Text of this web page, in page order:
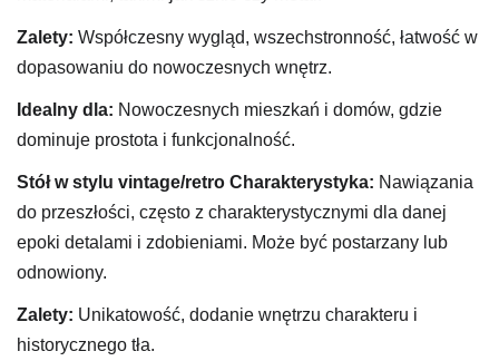
Zalety: Współczesny wygląd, wszechstronność, łatwość w
dopasowaniu do nowoczesnych wnętrz.
Idealny dla: Nowoczesnych mieszkań i domów, gdzie
dominuje prostota i funkcjonalność.
Stół w stylu vintage/retro Charakterystyka: Nawiązania
do przeszłości, często z charakterystycznymi dla danej
epoki detalami i zdobieniami. Może być postarzany lub
odnowiony.
Zalety: Unikatowość, dodanie wnętrzu charakteru i
historycznego tła.